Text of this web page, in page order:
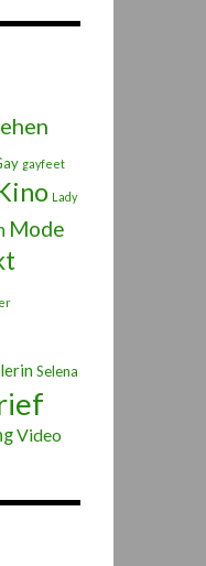
gayfeet
Lady
Mode
Selena
Video